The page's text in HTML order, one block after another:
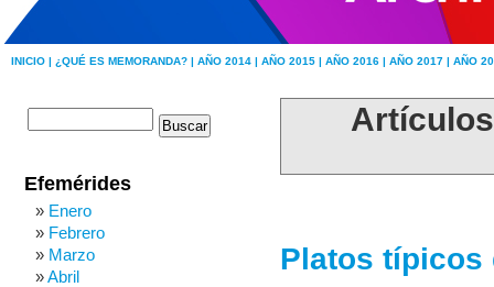
INICIO | ¿QUÉ ES MEMORANDA? | AÑO 2014 | AÑO 2015 | AÑO 2016 | AÑO 2017 | AÑO
Platos típicos
Efemérides
Enero
Febrero
Marzo
Abril